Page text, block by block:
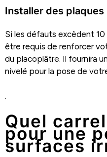
Installer des
Si les défauts excèdent 10
être requis de renforcer
du placoplâtre. Il fournira
nivelé pour la pose de
.
Quel
pour une
surfaces